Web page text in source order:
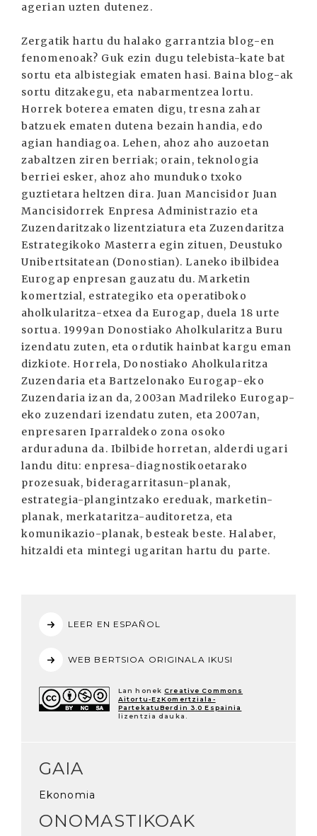
agerian uzten dutenez.
Zergatik hartu du halako garrantzia blog-en
fenomenoak? Guk ezin dugu telebista-kate bat
sortu eta albistegiak ematen hasi. Baina blog-ak
sortu ditzakegu, eta nabarmentzea lortu.
Horrek boterea ematen digu, tresna zahar
batzuek ematen dutena bezain handia, edo
agian handiagoa. Lehen, ahoz aho auzoetan
zabaltzen ziren berriak; orain, teknologia
berriei esker, ahoz aho munduko txoko
guztietara heltzen dira. Juan Mancisidor Juan
Mancisidorrek Enpresa Administrazio eta
Zuzendaritzako lizentziatura eta Zuzendaritza
Estrategikoko Masterra egin zituen, Deustuko
Unibertsitatean (Donostian). Laneko ibilbidea
Eurogap enpresan gauzatu du. Marketin
komertzial, estrategiko eta operatiboko
aholkularitza-etxea da Eurogap, duela 18 urte
sortua. 1999an Donostiako Aholkularitza Buru
izendatu zuten, eta ordutik hainbat kargu eman
dizkiote. Horrela, Donostiako Aholkularitza
Zuzendaria eta Bartzelonako Eurogap-eko
Zuzendaria izan da, 2003an Madrileko Eurogap-
eko zuzendari izendatu zuten, eta 2007an,
enpresaren Iparraldeko zona osoko
arduraduna da. Ibilbide horretan, alderdi ugari
landu ditu: enpresa-diagnostikoetarako
prozesuak, bideragarritasun-planak,
estrategia-plangintzako ereduak, marketin-
planak, merkataritza-auditoretza, eta
komunikazio-planak, besteak beste. Halaber,
hitzaldi eta mintegi ugaritan hartu du parte.
LEER EN ESPAÑOL
WEB BERTSIOA ORIGINALA IKUSI
Lan honek Creative Commons
Aitortu-EzKomertziala-
PartekatuBerdin 3.0 Espainia
lizentzia dauka.
GAIA
Ekonomia
ONOMASTIKOAK